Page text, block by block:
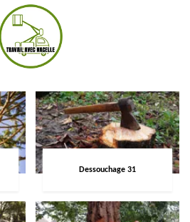
Dessouchage 31